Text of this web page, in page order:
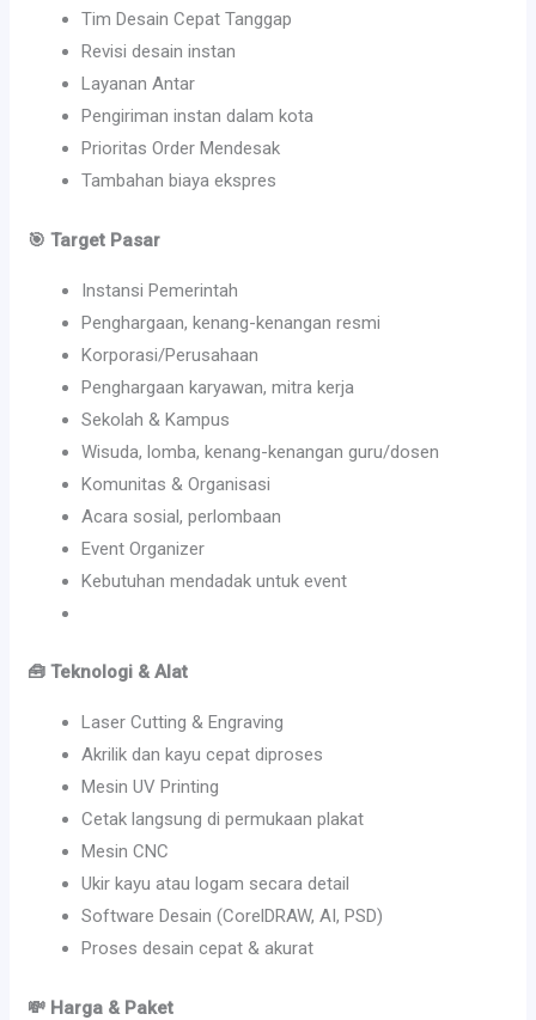
Tim Desain Cepat Tanggap
Revisi desain instan
Layanan Antar
Pengiriman instan dalam kota
Prioritas Order Mendesak
Tambahan biaya ekspres
🎯 Target Pasar
Instansi Pemerintah
Penghargaan, kenang-kenangan resmi
Korporasi/Perusahaan
Penghargaan karyawan, mitra kerja
Sekolah & Kampus
Wisuda, lomba, kenang-kenangan guru/dosen
Komunitas & Organisasi
Acara sosial, perlombaan
Event Organizer
Kebutuhan mendadak untuk event
🧰 Teknologi & Alat
Laser Cutting & Engraving
Akrilik dan kayu cepat diproses
Mesin UV Printing
Cetak langsung di permukaan plakat
Mesin CNC
Ukir kayu atau logam secara detail
Software Desain (CorelDRAW, AI, PSD)
Proses desain cepat & akurat
💸 Harga & Paket